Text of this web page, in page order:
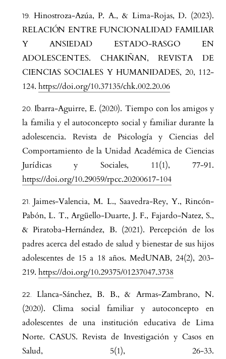
Hinostroza-Azúa, P. A., & Lima-Rojas, D. (2023).
RELACIÓN ENTRE FUNCIONALIDAD FAMILIAR
Y ANSIEDAD ESTADO-RASGO EN
ADOLESCENTES. CHAKIÑAN, REVISTA DE
CIENCIAS SOCIALES Y HUMANIDADES, 20, 112-
124. https://doi.org/10.37135/chk.002.20.06
Ibarra-Aguirre, E. (2020). Tiempo con los amigos y
la familia y el autoconcepto social y familiar durante la
adolescencia. Revista de Psicología y Ciencias del
Comportamiento de la Unidad Académica de Ciencias
Jurídicas y Sociales, 11(1), 77-91.
https://doi.org/10.29059/rpcc.20200617-104
Jaimes-Valencia, M. L., Saavedra-Rey, Y., Rincón-
Pabón, L. T., Argüello-Duarte, J. F., Fajardo-Natez, S.,
& Piratoba-Hernández, B. (2021). Percepción de los
padres acerca del estado de salud y bienestar de sus hijos
adolescentes de 15 a 18 años. MedUNAB, 24(2), 203-
219. https://doi.org/10.29375/01237047.3738
Llanca-Sánchez, B. B., & Armas-Zambrano, N.
(2020). Clima social familiar y autoconcepto en
adolescentes de una institución educativa de Lima
Norte. CASUS. Revista de Investigación y Casos en
Salud, 5(1), 26-33.